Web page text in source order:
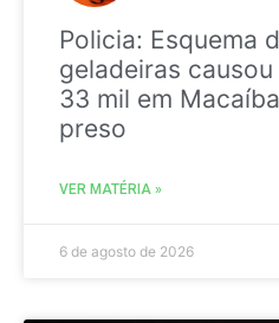
Policia: Esquema
geladeiras
33 mil em
preso
VER MATÉRIA »
6 de agosto de 2026